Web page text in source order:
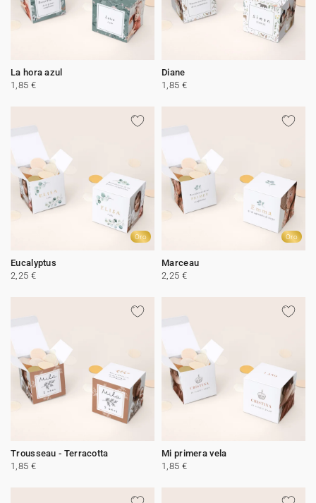
La hora azul
1,85 €
Diane
1,85 €
Oro
Eucalyptus
2,25 €
Oro
Marceau
2,25 €
Trousseau - Terracotta
1,85 €
Mi primera vela
1,85 €